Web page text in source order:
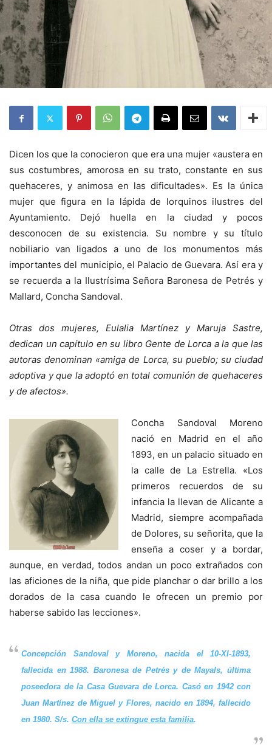
Dicen los que la conocieron que era una mujer «austera en
sus costumbres, amorosa en su trato, constante en sus
quehaceres, y animosa en las dificultades». Es la única
mujer que figura en la lápida de lorquinos ilustres del
Ayuntamiento. Dejó huella en la ciudad y pocos
desconocen de su existencia. Su nombre y su título
nobiliario van ligados a uno de los monumentos más
importantes del municipio, el Palacio de Guevara. Así era y
se recuerda a la Ilustrísima Señora Baronesa de Petrés y
Mallard, Concha Sandoval.
Otras dos mujeres, Eulalia Martínez y Maruja Sastre,
dedican un capítulo en su libro Gente de Lorca a la que las
autoras denominan «amiga de Lorca, su pueblo; su ciudad
adoptiva y que la adoptó en total comunión de quehaceres
y de afectos».
Concha Sandoval Moreno
nació en Madrid en el año
1893, en un palacio situado en
la calle de La Estrella. «Los
primeros recuerdos de su
infancia la llevan de Alicante a
Madrid, siempre acompañada
de Dolores, su señorita, que la
enseña a coser y a bordar,
aunque, en verdad, todos andan un poco extrañados con
las aficiones de la niña, que pide planchar o dar brillo a los
dorados de la casa cuando le ofrecen un premio por
haberse sabido las lecciones».
Concepción Sandoval y Moreno, nacida el 10-XI-1893,
fallecida en 1988. Baronesa de Petrés y de Mayals, última
poseedora de la Casa Guevara de Lorca. Casó en 1942 con
Juan Martínez de Miguel y Flores, nacido en 1894, fallecido
en 1980. S/s. Con ella se extingue esta familia.